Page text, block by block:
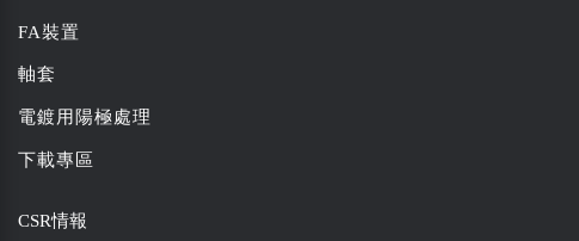
FA裝置
軸套
電鍍用陽極處理
下載專區
CSR情報